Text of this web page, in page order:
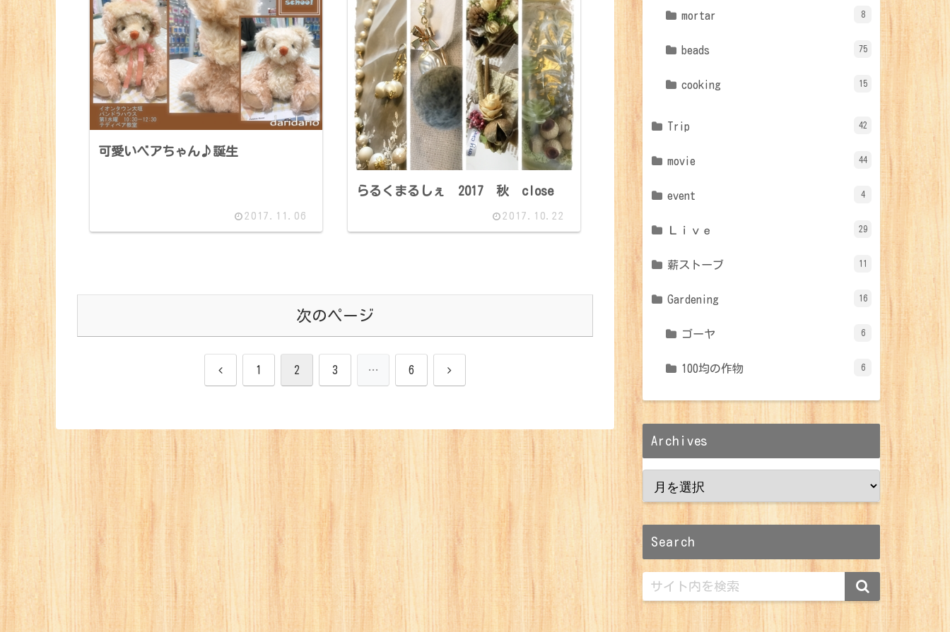
可愛いベアちゃん♪誕生
2017.11.06
らるくまるしぇ 2017 秋 close
2017.10.22
次のページ
前 1 2 3 … 6 次
mortar 8
beads 75
cooking 15
Trip 42
movie 44
event 4
Ｌｉｖｅ 29
薪ストーブ 11
Gardening 16
ゴーヤ 6
100均の作物 6
Archives
Search